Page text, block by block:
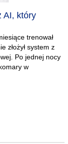
AI, który
trenował
złożył system z
Po jednej nocy
w